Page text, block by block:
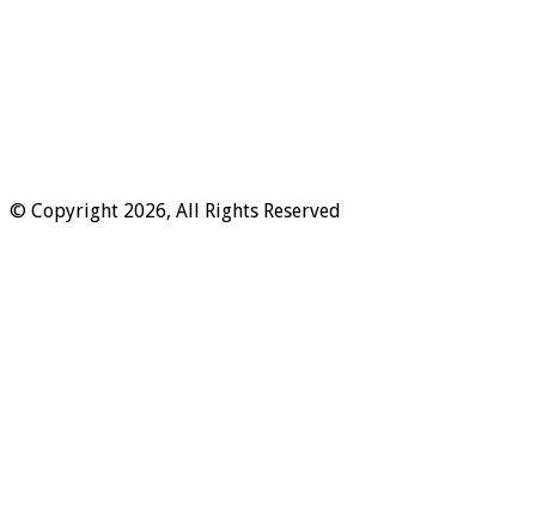
© Copyright 2026, All Rights Reserved